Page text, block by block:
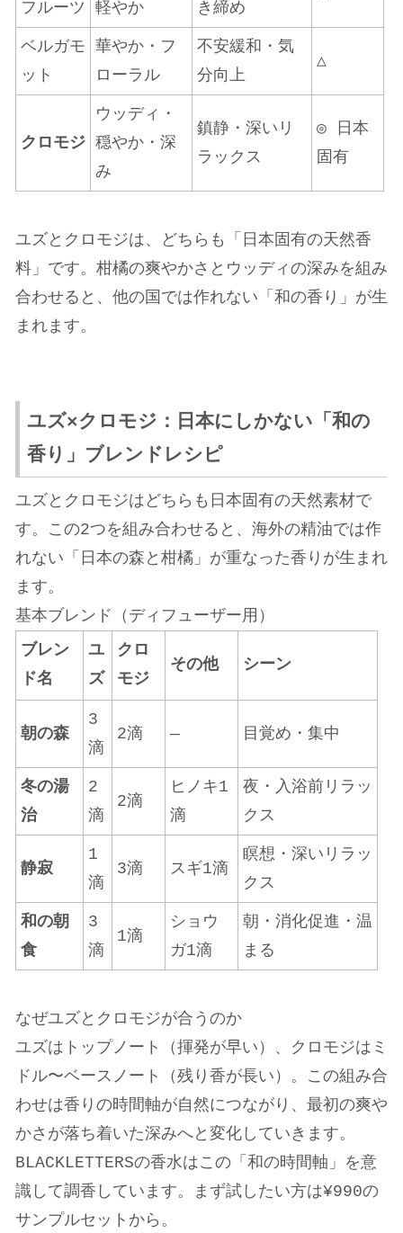
フルーツ
軽やか
き締め
ベルガモ
ット
華やか・フ
ローラル
不安緩和・気
分向上
△
クロモジ
ウッディ・
穏やか・深
み
鎮静・深いリ
ラックス
◎ 日本
固有
ユズとクロモジは、どちらも「日本固有の天然香
料」です。柑橘の爽やかさとウッディの深みを組み
合わせると、他の国では作れない「和の香り」が生
まれます。
ユズ×クロモジ：日本にしかない「和の
香り」ブレンドレシピ
ユズとクロモジはどちらも日本固有の天然素材で
す。この2つを組み合わせると、海外の精油では作
れない「日本の森と柑橘」が重なった香りが生まれ
ます。
基本ブレンド（ディフューザー用）
ブレン
ド名
ユ
ズ
クロ
モジ
その他 シーン
朝の森
3
滴
2滴 — 目覚め・集中
冬の湯
治
2
滴
2滴
ヒノキ1
滴
夜・入浴前リラッ
クス
静寂
1
滴
3滴 スギ1滴
瞑想・深いリラッ
クス
和の朝
食
3
滴
1滴
ショウ
ガ1滴
朝・消化促進・温
まる
なぜユズとクロモジが合うのか
ユズはトップノート（揮発が早い）、クロモジはミ
ドル〜ベースノート（残り香が長い）。この組み合
わせは香りの時間軸が自然につながり、最初の爽や
かさが落ち着いた深みへと変化していきます。
BLACKLETTERSの香水はこの「和の時間軸」を意
識して調香しています。まず試したい方は¥990の
サンプルセットから。